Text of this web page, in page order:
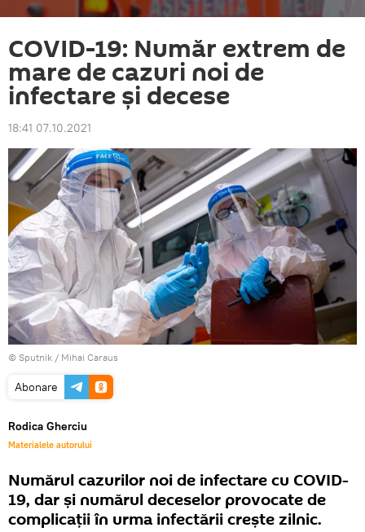
COVID-19: Număr extrem de
mare de cazuri noi de
infectare și decese
18:41 07.10.2021
© Sputnik / Mihai Caraus
Abonare
Rodica Gherciu
Materialele autorului
Numărul cazurilor noi de infectare cu COVID-
19, dar și numărul deceselor provocate de
complicații în urma infectării crește zilnic.